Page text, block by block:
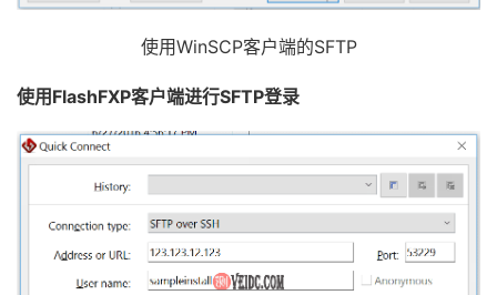
使用WinSCP客户端的SFTP
使用FlashFXP客户端进行SFTP登录